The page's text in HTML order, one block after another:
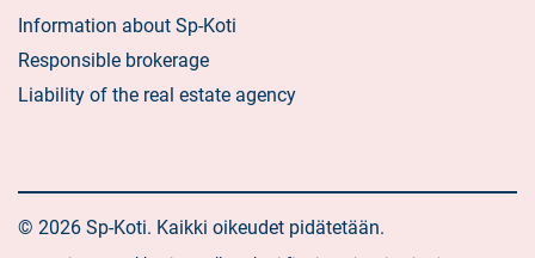
Information about Sp-Koti
Responsible brokerage
Liability of the real estate agency
© 2026 Sp-Koti. Kaikki oikeudet pidätetään.